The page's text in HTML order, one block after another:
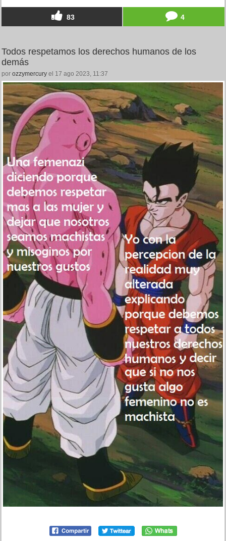
83 4
Todos respetamos los derechos humanos de los
demás
por ozzymercury el 17 ago 2023, 11:37